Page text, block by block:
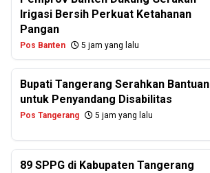
Irigasi Bersih Perkuat Ketahanan
Pangan
Pos Banten 5 jam yang lalu
Bupati Tangerang Serahkan Bantuan
untuk Penyandang Disabilitas
Pos Tangerang 5 jam yang lalu
89 SPPG di Kabupaten Tangerang